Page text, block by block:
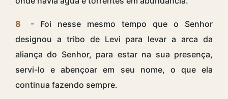
8
- Foi nesse mesmo tempo que o Senhor
designou a tribo de Levi para levar a arca da
aliança do Senhor, para estar na sua presença,
servi-lo e abençoar em seu nome, o que ela
continua fazendo sempre.